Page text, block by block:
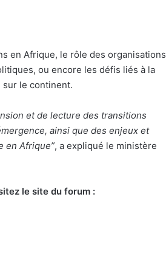
en Afrique, le rôle des organisations
ou encore les défis liés à la
le continent.
et de lecture des transitions
ainsi que des enjeux et
en Afrique”, a expliqué le ministère
le site du forum :